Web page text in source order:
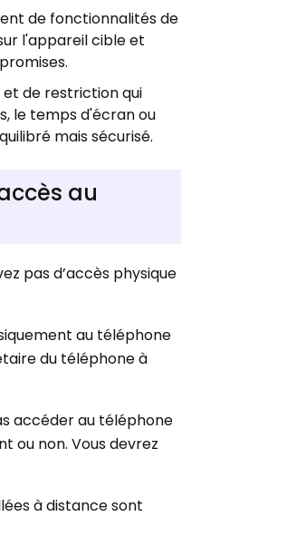
de fonctionnalités de
l'appareil cible et
de restriction qui
le temps d'écran ou
mais sécurisé.
au
pas d’accès physique
au téléphone
du téléphone à
accéder au téléphone
ou non. Vous devrez
à distance sont